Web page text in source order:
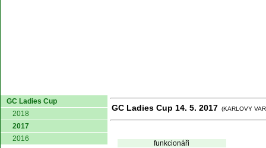
GC Ladies Cup
2018
2017
2016
GC Ladies Cup 14. 5. 2017 (KARLOVY
funkcionáři